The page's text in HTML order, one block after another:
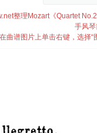
整理Mozart《Quartet
手风
在曲谱图片上单击右键，选择